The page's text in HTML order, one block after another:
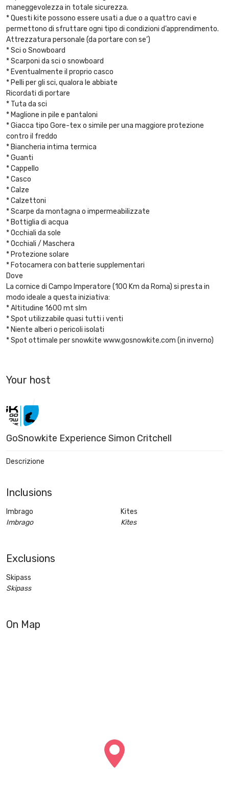
maneggevolezza in totale sicurezza.
* Questi kite possono essere usati a due o a quattro cavi e
permettono di sfruttare ogni tipo di condizioni d’apprendimento.
Attrezzatura personale (da portare con se’)
* Sci o Snowboard
* Scarponi da sci o snowboard
* Eventualmente il proprio casco
* Pelli per gli sci, qualora le abbiate
Ricordati di portare
* Tuta da sci
* Maglione in pile e pantaloni
* Giacca tipo Gore-tex o simile per una maggiore protezione
contro il freddo
* Biancheria intima termica
* Guanti
* Cappello
* Casco
* Calze
* Calzettoni
* Scarpe da montagna o impermeabilizzate
* Bottiglia di acqua
* Occhiali da sole
* Occhiali / Maschera
* Protezione solare
* Fotocamera con batterie supplementari
Dove
La cornice di Campo Imperatore (100 Km da Roma) si presta in
modo ideale a questa iniziativa:
* Altitudine 1600 mt slm
* Spot utilizzabile quasi tutti i venti
* Niente alberi o pericoli isolati
* Spot ottimale per snowkite www.gosnowkite.com (in inverno)
Your host
GoSnowkite Experience Simon Critchell
Descrizione
Inclusions
Imbrago
Imbrago
Kites
Kites
Exclusions
Skipass
Skipass
On Map